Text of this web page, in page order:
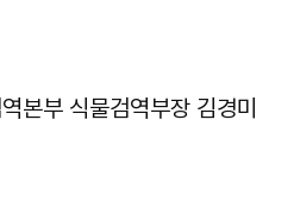
부 식물검역부장 김경미